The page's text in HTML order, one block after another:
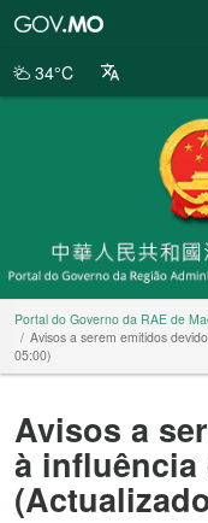
da
34°C
Portal do Governo da RAE de
Avisos a serem emitidos
05:00)
Avisos a
à influência